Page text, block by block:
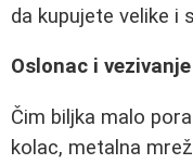
da kupujete velike i
Oslonac i vezivanje
Čim biljka malo
kolac, metalna